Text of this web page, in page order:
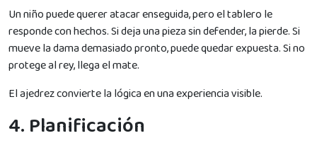
Un niño puede querer atacar enseguida, pero el tablero le
responde con hechos. Si deja una pieza sin defender, la pierde. Si
mueve la dama demasiado pronto, puede quedar expuesta. Si no
protege al rey, llega el mate.
El ajedrez convierte la lógica en una experiencia visible.
4. Planificación